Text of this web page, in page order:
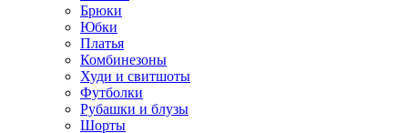
Брюки
Юбки
Платья
Комбинезоны
Худи и свитшоты
Футболки
Рубашки и блузы
Шорты